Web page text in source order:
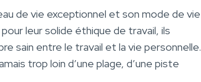
de vie exceptionnel et son mode de vie
leur solide éthique de travail, ils
sain entre le travail et la vie personnelle.
trop loin d’une plage, d’une piste